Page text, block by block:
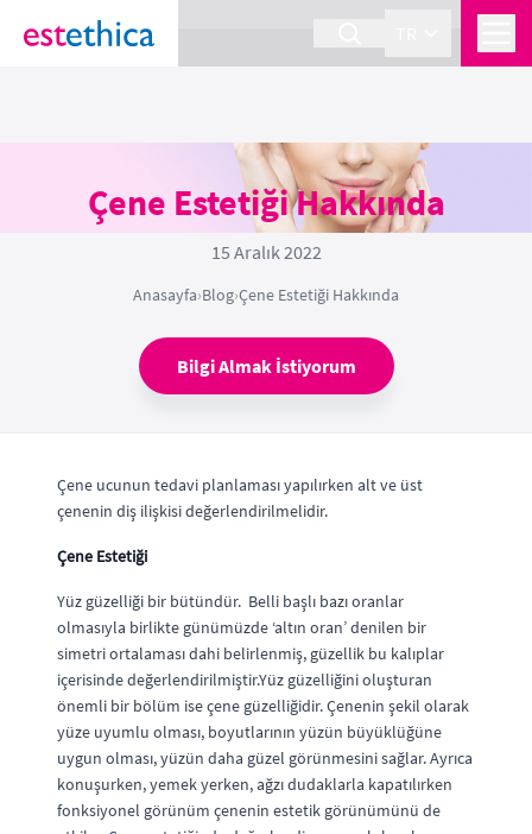
section Service {
Çene Estetiği Hakkında
15 Aralık 2022
Anasayfa›Blog›Çene Estetiği Hakkında
Bilgi Almak İstiyorum
Çene ucunun tedavi planlaması yapılırken alt ve üst
çenenin diş ilişkisi değerlendirilmelidir.
Çene Estetiği
Yüz güzelliği bir bütündür. Belli başlı bazı oranlar
olmasıyla birlikte günümüzde ‘altın oran’ denilen bir
simetri ortalaması dahi belirlenmiş, güzellik bu kalıplar
içerisinde değerlendirilmiştir.Yüz güzelliğini oluşturan
önemli bir bölüm ise çene güzelliğidir. Çenenin şekil olarak
yüze uyumlu olması, boyutlarının yüzün büyüklüğüne
uygun olması, yüzün daha güzel görünmesini sağlar. Ayrıca
konuşurken, yemek yerken, ağzı dudaklarla kapatılırken
fonksiyonel görünüm çenenin estetik görünümünü de